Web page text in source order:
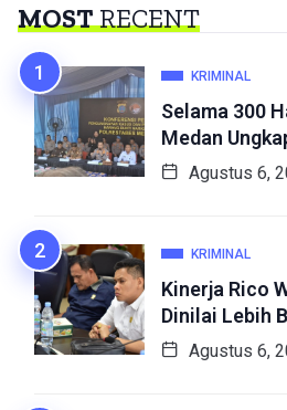
MOSTRECENT
KRIMINAL
Selama 300
Medan
Agustus 6,
KRIMINAL
Kinerja Rico
Dinilai Lebih
Agustus 6,